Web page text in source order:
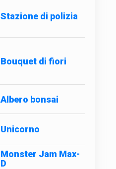
Stazione di polizia
Bouquet di fiori
Albero bonsai
Unicorno
Monster Jam Max-
D